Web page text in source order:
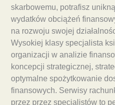
skarbowemu, potrafisz
wydatków obciążeń
na rozwoju swojej
Wysokiej klasy specjalista
organizacji w analizie
koncepcji strategicznej,
optymalne spożytkowanie
finansowych. Serwisy
przez przez specjalistów to